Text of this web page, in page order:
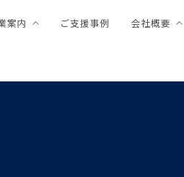
案内 ご支援事例 会社概要